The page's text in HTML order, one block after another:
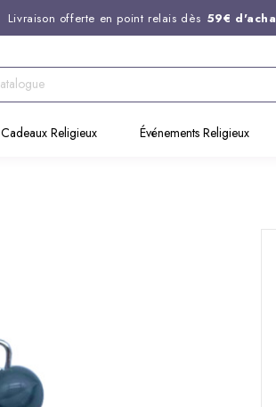
Livraison offerte en point relais dès 59€
Support client disponible au
Commandez avant 14H, expédition le jour
Cadeaux Religieux Événements Religieux